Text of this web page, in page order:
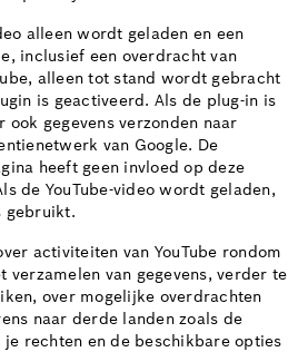
alleen wordt geladen en een
inclusief een overdracht van
alleen tot stand wordt gebracht
is geactiveerd. Als de plug-in is
gegevens verzonden naar
van Google. De
heeft geen invloed op deze
de YouTube-video wordt geladen,
gebruikt.
activiteiten van YouTube rondom
verzamelen van gegevens, verder te
over mogelijke overdrachten
naar derde landen zoals de
je rechten en de beschikbare opties